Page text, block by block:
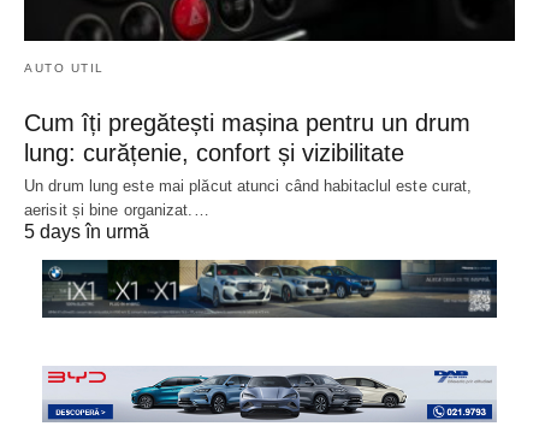
AUTO UTIL
Cum îți pregătești mașina pentru un drum
lung: curățenie, confort și vizibilitate
Un drum lung este mai plăcut atunci când habitaclul este curat,
aerisit și bine organizat.…
5 days în urmă